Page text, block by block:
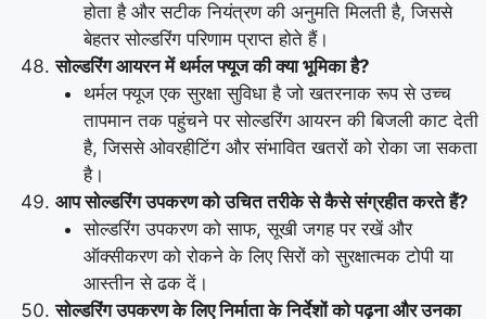
होता है और सटीक नियंत्रण की अनुमति मिलती है, जिससे
बेहतर सोल्डरिंग परिणाम प्राप्त होते हैं।
सोल्डरिंग आयरन में थर्मल फ्यूज की क्या भूमिका है?
थर्मल फ्यूज एक सुरक्षा सुविधा है जो खतरनाक रूप से उच्च
तापमान तक पहुंचने पर सोल्डरिंग आयरन की बिजली काट देती
है, जिससे ओवरहीटिंग और संभावित खतरों को रोका जा सकता
है।
आप सोल्डरिंग उपकरण को उचित तरीके से कैसे संग्रहीत करते हैं?
सोल्डरिंग उपकरण को साफ, सूखी जगह पर रखें और
ऑक्सीकरण को रोकने के लिए सिरों को सुरक्षात्मक टोपी या
आस्तीन से ढक दें।
सोल्डरिंग उपकरण के लिए निर्माता के निर्देशों को पढ़ना और उनका